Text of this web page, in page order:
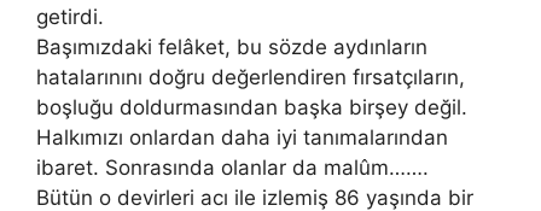
getirdi.
Başımızdaki felâket, bu sözde aydınların
hatalarınını doğru değerlendiren fırsatçıların,
boşluğu doldurmasından başka birşey değil.
Halkımızı onlardan daha iyi tanımalarından
ibaret. Sonrasında olanlar da malûm…….
Bütün o devirleri acı ile izlemiş 86 yaşında bir